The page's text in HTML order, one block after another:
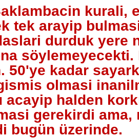
kurali,
tek arayip
durduk yere
söylemeyecekti.
50'ye kadar
olmasi
acayip halden
gerekirdi ama,
bugün üzerinde.